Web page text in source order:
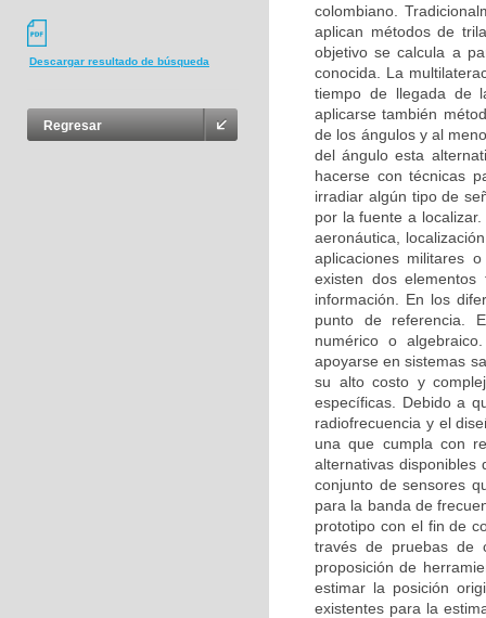
Descargar resultado de búsqueda
Regresar
colombiano.
aplican métodos de
objetivo se calcula a
conocida. La
tiempo de llegada de
aplicarse también
de los ángulos y al
del ángulo esta
hacerse con técnicas
irradiar algún tipo de
por la fuente a
aeronáutica,
aplicaciones militares
existen dos
información. En los
punto de referencia.
numérico o
apoyarse en sistemas
su alto costo y
específicas. Debido a
radiofrecuencia y el
una que cumpla con
alternativas
conjunto de sensores
para la banda de
prototipo con el fin de
través de pruebas de
proposición de
estimar la posición
existentes para la